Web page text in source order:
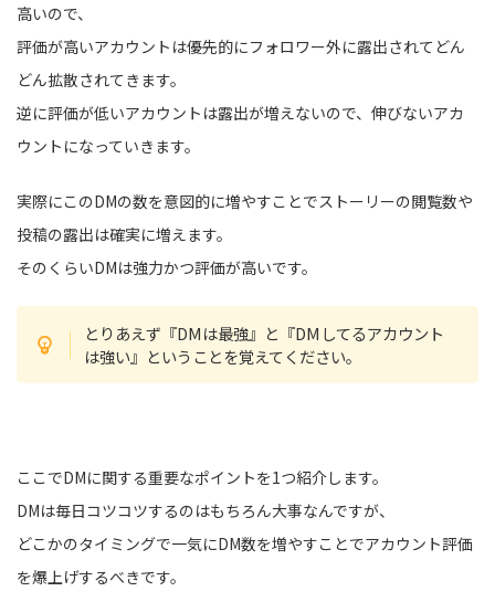
高いので、
評価が高いアカウントは優先的にフォロワー外に露出されてどん
どん拡散されてきます。
逆に評価が低いアカウントは露出が増えないので、伸びないアカ
ウントになっていきます。
実際にこのDMの数を意図的に増やすことでストーリーの閲覧数や
投稿の露出は確実に増えます。
そのくらいDMは強力かつ評価が高いです。
とりあえず『DMは最強』と『DMしてるアカウント
は強い』ということを覚えてください。
ここでDMに関する重要なポイントを1つ紹介します。
DMは毎日コツコツするのはもちろん大事なんですが、
どこかのタイミングで一気にDM数を増やすことでアカウント評価
を爆上げするべきです。